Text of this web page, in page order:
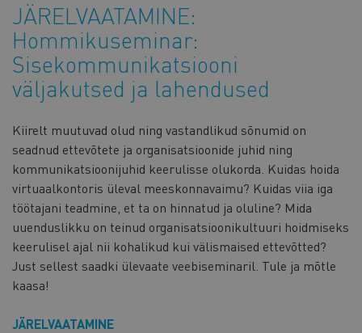
JÄRELVAATAMINE:
Hommikuseminar:
Sisekommunikatsiooni
väljakutsed ja lahendused
Kiirelt muutuvad olud ning vastandlikud sõnumid on
seadnud ettevõtete ja organisatsioonide juhid ning
kommunikatsioonijuhid keerulisse olukorda. Kuidas hoida
virtuaalkontoris üleval meeskonnavaimu? Kuidas viia iga
töötajani teadmine, et ta on hinnatud ja oluline? Mida
uuenduslikku on teinud organisatsioonikultuuri hoidmiseks
keerulisel ajal nii kohalikud kui välismaised ettevõtted?
Just sellest saadki ülevaate veebiseminaril. Tule ja mõtle
kaasa!
JÄRELVAATAMINE